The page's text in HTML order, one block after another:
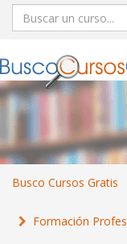
Busco Cursos Gratis
Formación